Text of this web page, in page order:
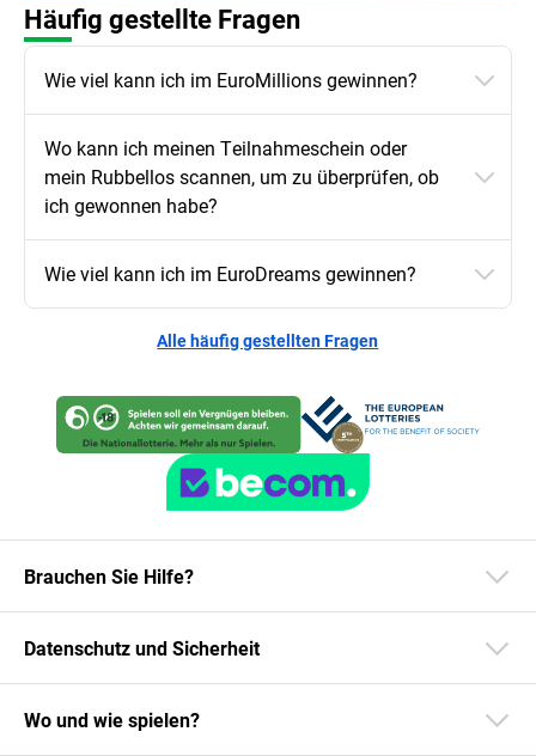
Häufig gestellte Fragen
Wie viel kann ich im EuroMillions gewinnen?
Wo kann ich meinen Teilnahmeschein oder
mein Rubbellos scannen, um zu überprüfen, ob
ich gewonnen habe?
Wie viel kann ich im EuroDreams gewinnen?
Alle häufig gestellten Fragen
Brauchen Sie Hilfe?
Datenschutz und Sicherheit
Wo und wie spielen?